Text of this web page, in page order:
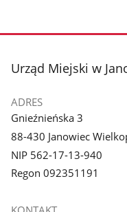
stopka
Urząd Miejski w
ADRES
Gnieźnieńska 3
88-430 Janowiec
NIP 562-17-13-940
Regon 092351191